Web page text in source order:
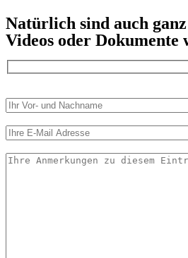
Natürlich sind auch ganz
Videos oder Dokumente